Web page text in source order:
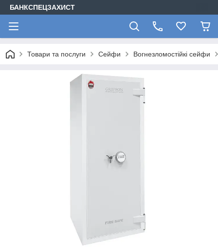
БАНКСПЕЦЗАХИСТ
Товари та послуги Сейфи Вогнезломостійкі сейфи